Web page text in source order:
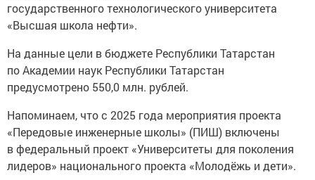
государственного технологического университета
«Высшая школа нефти».
На данные цели в бюджете Республики Татарстан
по Академии наук Республики Татарстан
предусмотрено 550,0 млн. рублей.
Напоминаем, что с 2025 года мероприятия проекта
«Передовые инженерные школы» (ПИШ) включены
в федеральный проект «Университеты для поколения
лидеров» национального проекта «Молодёжь и дети».